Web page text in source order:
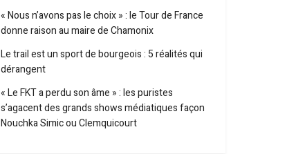
« Nous n’avons pas le choix » : le Tour de France
donne raison au maire de Chamonix
Le trail est un sport de bourgeois : 5 réalités qui
dérangent
« Le FKT a perdu son âme » : les puristes
s’agacent des grands shows médiatiques façon
Nouchka Simic ou Clemquicourt